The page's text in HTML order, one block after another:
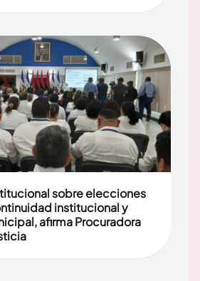
sobre elecciones
institucional y
afirma Procuradora